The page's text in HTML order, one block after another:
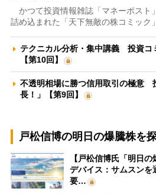
かつて投資情報雑誌「マネーポスト
詰め込まれた「天下無敵の株コミック
テクニカル分析・集中講義 投資コ
【第10回】
不透明相場に勝つ信用取引の極意
長！」【第9回】
戸松信博の明日の爆騰株を
【戸松信博氏「明日
デバイス：サムスン
要…